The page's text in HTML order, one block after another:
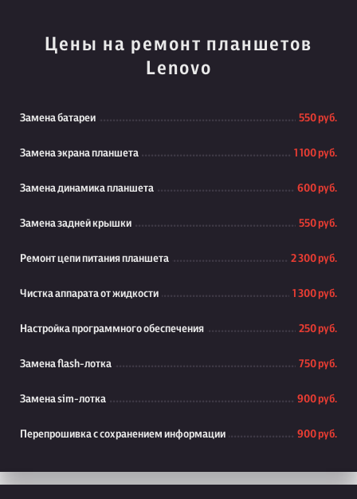
Цены на ремонт планшетов
Lenovo
Замена батареи 550 руб.
Замена экрана планшета 1 100 руб.
Замена динамика планшета 600 руб.
Замена задней крышки 550 руб.
Ремонт цепи питания планшета 2 300 руб.
Чистка аппарата от жидкости 1 300 руб.
Настройка программного обеспечения 250 руб.
Замена flash-лотка 750 руб.
Замена sim-лотка 900 руб.
Перепрошивка с сохранением информации 900 руб.